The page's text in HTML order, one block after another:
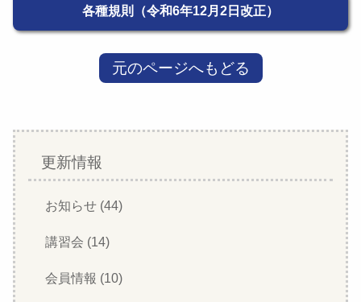
各種規則（令和6年12月2日改正）
元のページへもどる
更新情報
お知らせ (44)
講習会 (14)
会員情報 (10)